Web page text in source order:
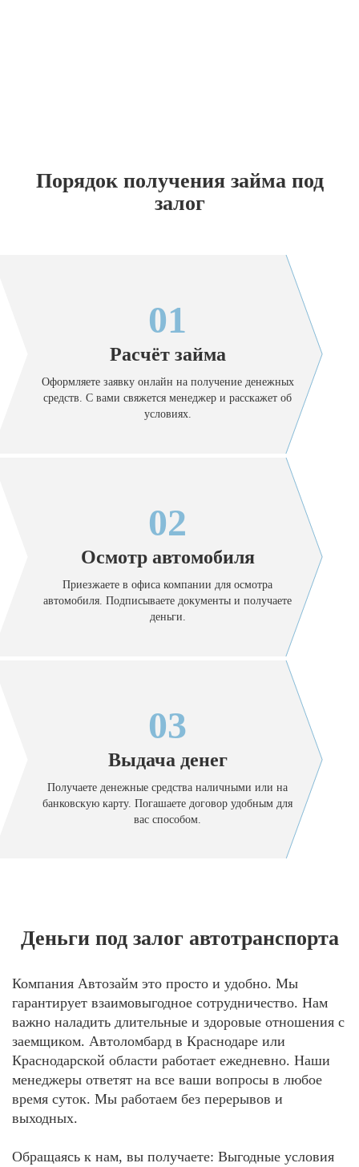
Порядок получения займа под
залог
01
Расчёт займа
Оформляете заявку онлайн на получение денежных
средств. С вами свяжется менеджер и расскажет об
условиях.
02
Осмотр автомобиля
Приезжаете в офиса компании для осмотра
автомобиля. Подписываете документы и получаете
деньги.
03
Выдача денег
Получаете денежные средства наличными или на
банковскую карту. Погашаете договор удобным для
вас способом.
Деньги под залог автотранспорта
Компания Автозайм это просто и удобно. Мы
гарантирует взаимовыгодное сотрудничество. Нам
важно наладить длительные и здоровые отношения с
заемщиком. Автоломбард в Краснодаре или
Краснодарской области работает ежедневно. Наши
менеджеры ответят на все ваши вопросы в любое
время суток. Мы работаем без перерывов и
выходных.
Обращаясь к нам, вы получаете: Выгодные условия